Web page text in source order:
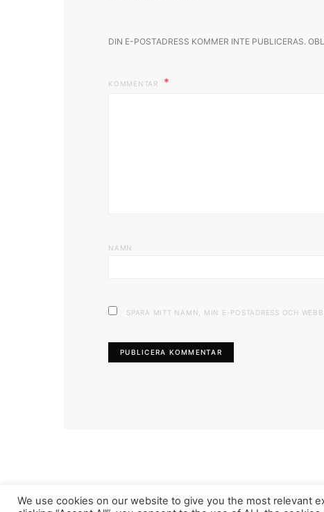
DIN E-POSTADRESS KOMMER INTE PUBLICERAS.
KOMMENTAR
NAMN
SPARA MITT NAMN, MIN E-POSTADRESS OCH
FASHIONINK.SE
We use cookies on our website to give you the most relevant